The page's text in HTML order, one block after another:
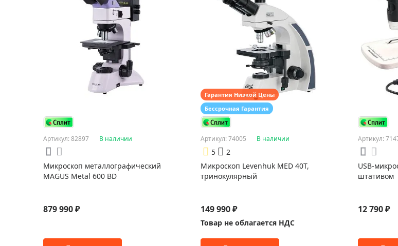
Артикул: 82897 В наличии
Микроскоп металлографический
MAGUS Metal 600 BD
879 990 ₽
Гарантия Низкой Цены
Бессрочная Гарантия
Артикул: 74005 В наличии
5
2
Микроскоп Levenhuk MED 40T,
тринокулярный
149 990 ₽
Товар не облагается НДС
Артикул:
USB-
штативом
12 790 ₽